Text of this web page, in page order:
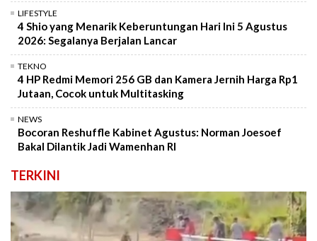
LIFESTYLE
4 Shio yang Menarik Keberuntungan Hari Ini 5 Agustus
2026: Segalanya Berjalan Lancar
TEKNO
4 HP Redmi Memori 256 GB dan Kamera Jernih Harga Rp1
Jutaan, Cocok untuk Multitasking
NEWS
Bocoran Reshuffle Kabinet Agustus: Norman Joesoef
Bakal Dilantik Jadi Wamenhan RI
TERKINI